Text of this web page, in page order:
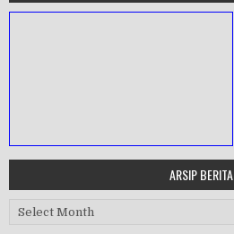
ARSIP BERITA
Arsip Berita